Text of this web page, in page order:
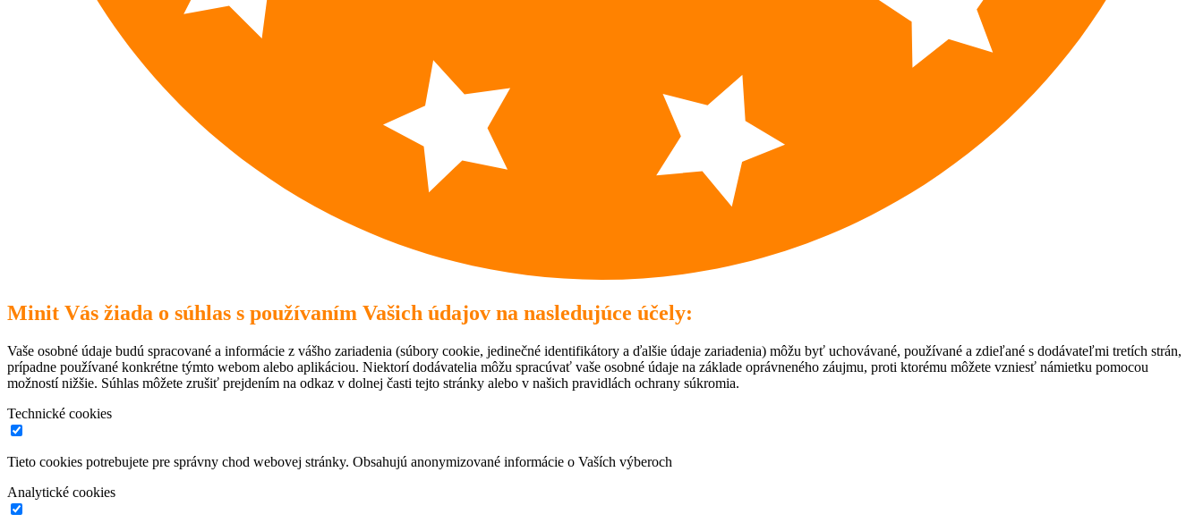
Minit Vás žiada o súhlas s používaním Vašich údajov na nasledujúce účely:
Vaše osobné údaje budú spracované a informácie z vášho zariadenia (súbory cookie, jedinečné identifikátory a ďalšie údaje zariadenia) môžu byť uchovávané, používané a zdieľané s dodávateľmi tretích strán,
prípadne používané konkrétne týmto webom alebo aplikáciou. Niektorí dodávatelia môžu spracúvať vaše osobné údaje na základe oprávneného záujmu, proti ktorému môžete vzniesť námietku pomocou
možností nižšie. Súhlas môžete zrušiť prejdením na odkaz v dolnej časti tejto stránky alebo v našich pravidlách ochrany súkromia.
Technické cookies
Tieto cookies potrebujete pre správny chod webovej stránky. Obsahujú anonymizované informácie o Vaších výberoch
Analytické cookies